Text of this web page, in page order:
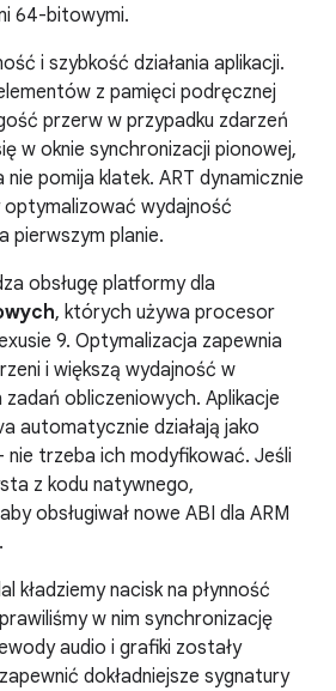
64-bitowymi.
i szybkość działania aplikacji.
z pamięci podręcznej
przerw w przypadku zdarzeń
w oknie synchronizacji pionowej,
nie pomija klatek. ART dynamicznie
wydajność
pierwszym planie.
obsługę platformy dla
, których używa procesor
9. Optymalizacja zapewnia
i większą wydajność w
obliczeniowych. Aplikacje
automatycznie działają jako
trzeba ich modyfikować. Jeśli
z kodu natywnego,
obsługiwał nowe ABI dla ARM
kładziemy nacisk na płynność
w nim synchronizację
audio i grafiki zostały
dokładniejsze sygnatury